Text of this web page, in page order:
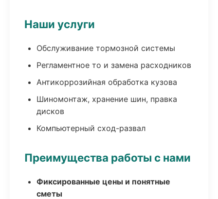
Наши услуги
Обслуживание тормозной системы
Регламентное то и замена расходников
Антикоррозийная обработка кузова
Шиномонтаж, хранение шин, правка
дисков
Компьютерный сход-развал
Преимущества работы с нами
Фиксированные цены и понятные
сметы